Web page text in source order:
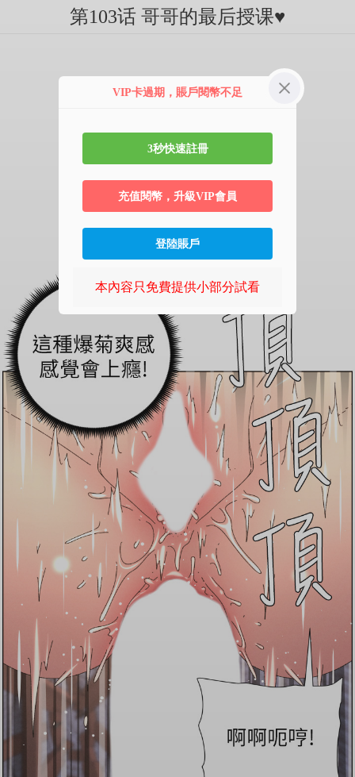
第103话 哥哥的最后授课♥
VIP卡過期，賬戶閱幣不足
3秒快速註冊
充值閱幣，升級VIP會員
登陸賬戶
本內容只免費提供小部分試看